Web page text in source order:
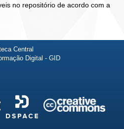
no repositório de acordo com a
Central
Digital - GID